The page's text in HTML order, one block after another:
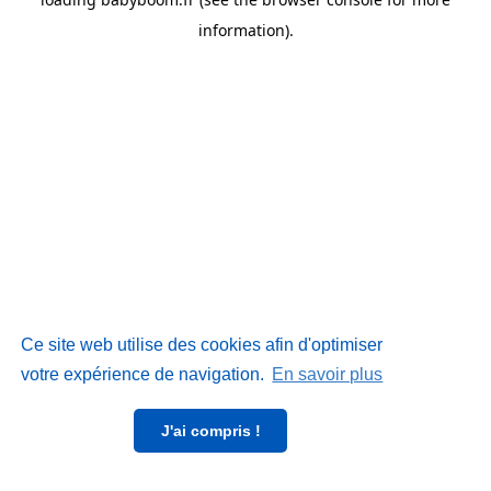
Ce site web utilise des cookies afin d'optimiser
votre expérience de navigation. En savoir plus
J'ai compris !
information).